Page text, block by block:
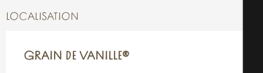
LOCALISATION
GRAIN DE VANILLE®